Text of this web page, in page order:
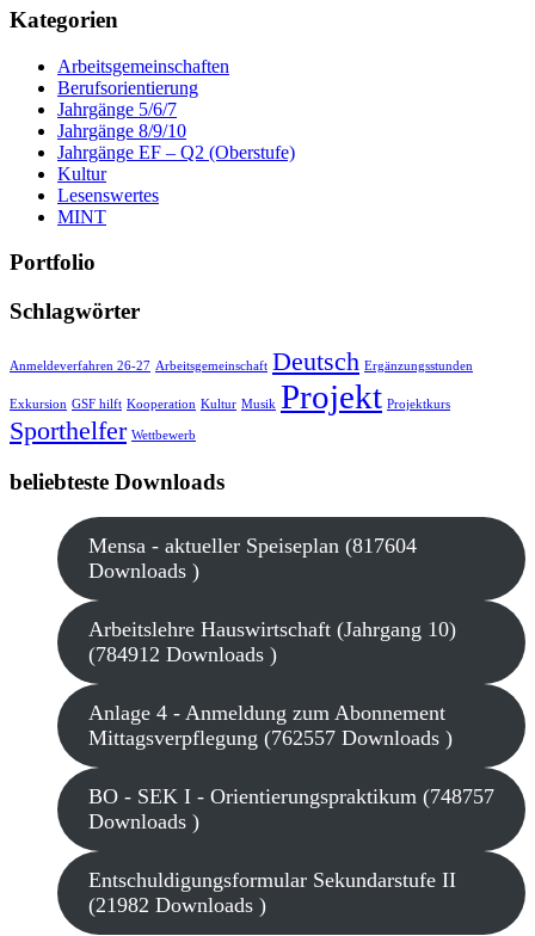
Kategorien
Arbeitsgemeinschaften
Berufsorientierung
Jahrgänge 5/6/7
Jahrgänge 8/9/10
Jahrgänge EF – Q2 (Oberstufe)
Kultur
Lesenswertes
MINT
Portfolio
Schlagwörter
Anmeldeverfahren 26-27 Arbeitsgemeinschaft Deutsch Ergänzungsstunden
Exkursion GSF hilft Kooperation Kultur Musik Projekt Projektkurs
Sporthelfer Wettbewerb
beliebteste Downloads
Mensa - aktueller Speiseplan (817604
Downloads )
Arbeitslehre Hauswirtschaft (Jahrgang 10)
(784912 Downloads )
Anlage 4 - Anmeldung zum Abonnement
Mittagsverpflegung (762557 Downloads )
BO - SEK I - Orientierungspraktikum (748757
Downloads )
Entschuldigungsformular Sekundarstufe II
(21982 Downloads )